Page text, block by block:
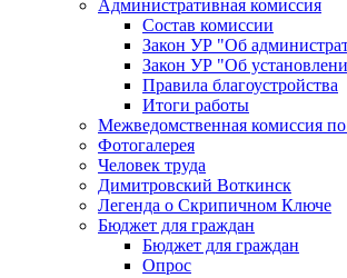
Административная комиссия
Состав комиссии
Закон УР "Об
Закон УР "Об
Правила благоустройства
Итоги работы
Межведомственная комиссия
Фотогалерея
Человек труда
Димитровский Воткинск
Легенда о Скрипичном Ключе
Бюджет для граждан
Бюджет для граждан
Опрос